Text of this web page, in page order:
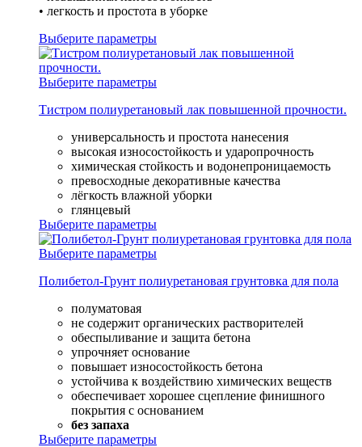
• легкость и простота в уборке
Выберите параметры
Выберите параметры
Тистром полиуретановый лак повышенной прочности.
универсальность и простота нанесения
высокая износостойкость и ударопрочность
химическая стойкость и водонепроницаемость
превосходные декоративные качества
лёгкость влажной уборки
глянцевый
Выберите параметры
Выберите параметры
Полибетол-Грунт полиуретановая грунтовка для пола
полуматовая
не содержит органических растворителей
обеспыливание и защита бетона
упрочняет основание
повышает износостойкость бетона
устойчива к воздействию химических веществ
обеспечивает хорошее сцепление финишного
покрытия с основанием
без запаха
Выберите параметры